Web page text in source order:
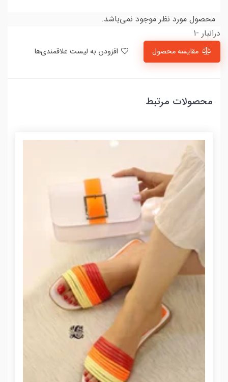
محصول مورد نظر موجود نمی‌باشد.
درانبار -1
مقایسه محصول
محصولات مرتبط